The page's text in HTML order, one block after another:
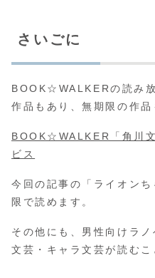
さいごに
BOOK☆WALKERの読み
作品もあり、無期限の作品
BOOK☆WALKER「角川
ビス
今回の記事の「ライオン
限で読めます。
その他にも、男性向けラ
文芸・キャラ文芸が読むこ